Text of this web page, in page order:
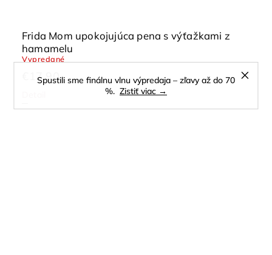
Spustili sme finálnu vlnu výpredaja – zľavy až do 70
%. Zistiť viac →
Frida Mom upokojujúca pena s výťažkami z
hamamelu
Vypredané
€17,90